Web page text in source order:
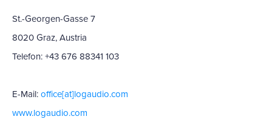
St.-Georgen-Gasse 7
8020 Graz, Austria
Telefon: +43 676 88341 103
E-Mail: office[at]logaudio.com
www.logaudio.com